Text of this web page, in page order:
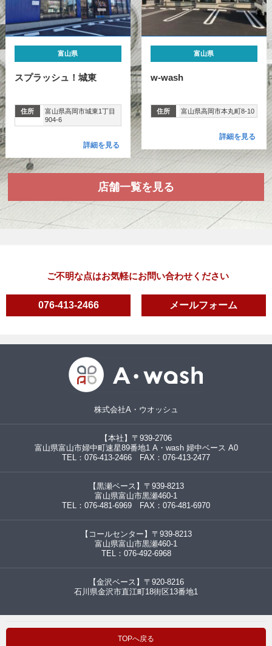
富山県
スプラッシュ！城東
住所
富山県高岡市城東1丁目
904-6
詳細を見る
富山県
w-wash
住所 富山県高岡市本丸町8-10
詳細を見る
店舗一覧を見る
ご不明な点はお気軽にお問い合わせください
076-413-2466 メールフォーム
株式会社A・ウオッシュ
【本社】〒939-2706
富山県富山市婦中町速星89番地1 A・wash 婦中ベース A0
TEL：076-413-2466 FAX：076-413-2477
【黒瀬ベース】〒939-8213
富山県富山市黒瀬460-1
TEL：076-481-6969 FAX：076-481-6970
【コールセンター】〒939-8213
富山県富山市黒瀬460-1
TEL：076-492-6968
【金沢ベース】〒920-8216
石川県金沢市直江町18街区13番地1
TOPへ戻る